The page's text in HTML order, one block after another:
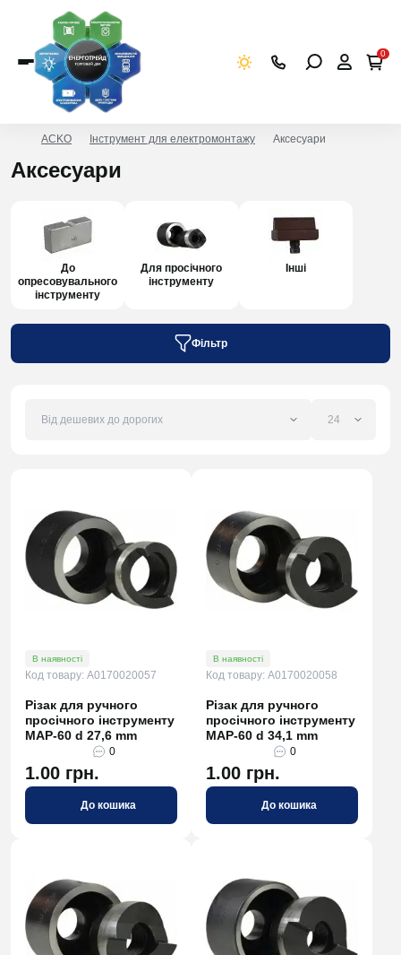
0
ACKO Інструмент для електромонтажу Аксесуари
Аксесуари
До
опресовувального
інструменту
Для просічного
інструменту
Інші
Фільтр
В наявності
Код товару: A0170020057
Різак для ручного
просічного інструменту
МАР-60 d 27,6 mm
0
1.00 грн.
До кошика
В наявності
Код товару: A0170020058
Різак для ручного
просічного інструменту
МАР-60 d 34,1 mm
0
1.00 грн.
До кошика